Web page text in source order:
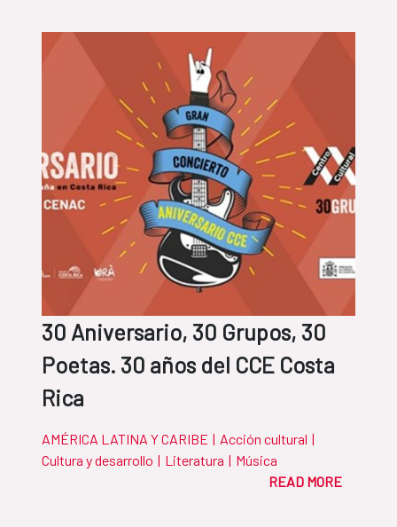
30 Aniversario, 30 Grupos, 30
Poetas. 30 años del CCE Costa
Rica
AMÉRICA LATINA Y CARIBE | Acción cultural |
Cultura y desarrollo | Literatura | Música
READ MORE